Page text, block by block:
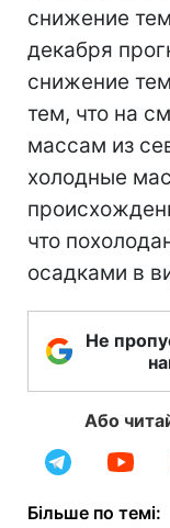
снижение
декабря
снижение
тем, что на
массам из
холодные
что
осадками в
Не
Або
Більше по темі: